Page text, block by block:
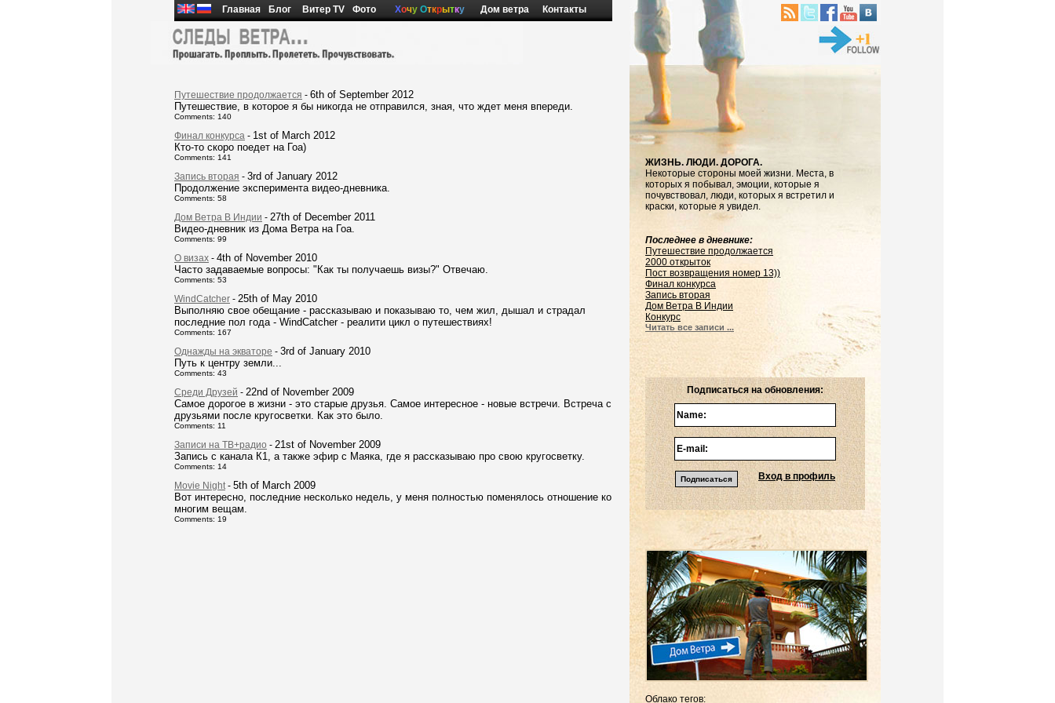
ЖИЗНЬ. ЛЮДИ. ДОРОГА.
Некоторые стороны моей жизни. Места, в
которых я побывал, эмоции, которые я
почувствовал, люди, которых я встретил и
краски, которые я увидел.
Последнее в дневнике:
Путешествие продолжается
2000 открыток
Пост возвращения номер 13))
Финал конкурса
Запись вторая
Дом Ветра В Индии
Конкурс
Читать все записи ...
Подписаться на обновления:
Вход в профиль
Облако тегов:
Главная Блог Витер TV Фото Хочу Открытку Дом ветра Контакты
Путешествие продолжается - 6th of September 2012
Путешествие, в которое я бы никогда не отправился, зная, что ждет меня впереди.
Comments: 140
Финал конкурса - 1st of March 2012
Кто-то скоро поедет на Гоа)
Comments: 141
Запись вторая - 3rd of January 2012
Продолжение эксперимента видео-дневника.
Comments: 58
Дом Ветра В Индии - 27th of December 2011
Видео-дневник из Дома Ветра на Гоа.
Comments: 99
О визах - 4th of November 2010
Часто задаваемые вопросы: "Как ты получаешь визы?" Отвечаю.
Comments: 53
WindCatcher - 25th of May 2010
Выполняю свое обещание - рассказываю и показываю то, чем жил, дышал и страдал
последние пол года - WindCatсher - реалити цикл о путешествиях!
Comments: 167
Однажды на экваторе - 3rd of January 2010
Путь к центру земли...
Comments: 43
Среди Друзей - 22nd of November 2009
Самое дорогое в жизни - это старые друзья. Самое интересное - новые встречи. Встреча с
друзьями после кругосветки. Как это было.
Comments: 11
Записи на ТВ+радио - 21st of November 2009
Запись с канала К1, а также эфир с Маяка, где я рассказываю про свою кругосветку.
Comments: 14
Movie Night- 5th of March 2009
Вот интересно, последние несколько недель, у меня полностью поменялось отношение ко
многим вещам.
Comments: 19